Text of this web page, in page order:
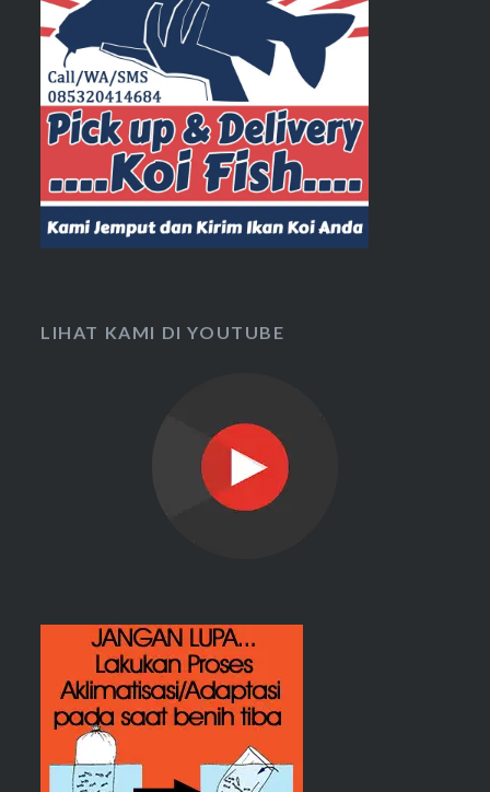
LIHAT KAMI DI YOUTUBE